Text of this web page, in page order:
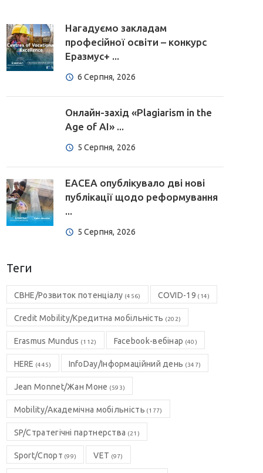
Нагадуємо закладам
професійної освіти – конкурс
Еразмус+ ...
6 Серпня, 2026
Онлайн-захід «Plagiarism in the
Age of AI» ...
5 Серпня, 2026
EACEA опублікувало дві нові
публікації щодо реформування
...
5 Серпня, 2026
Теги
CBHE/Розвиток потенціалу (456) COVID-19 (14)
Credit Mobility/Кредитна мобільність (202)
Erasmus Mundus (112) Facebook-вебінар (40)
HERE (445) InfoDay/Інформаційний день (347)
Jean Monnet/Жан Моне (593)
Mobility/Академічна мобільність (177)
SP/Стратегічні партнерства (21)
Sport/Спорт (99) VET (97)